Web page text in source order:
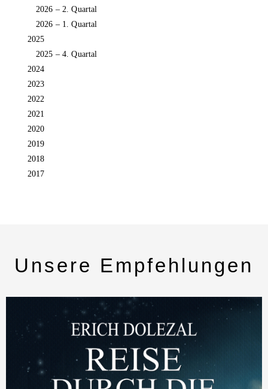
2026 – 2. Quartal
2026 – 1. Quartal
2025
2025 – 4. Quartal
2024
2023
2022
2021
2020
2019
2018
2017
Unsere Empfehlungen